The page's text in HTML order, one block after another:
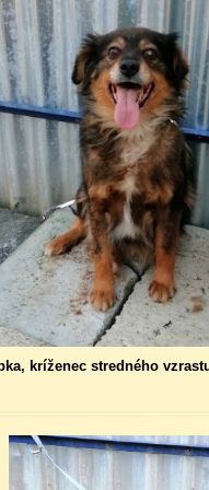
kríženec stredného